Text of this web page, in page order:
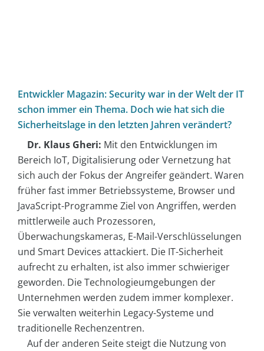
Entwickler Magazin: Security war in der Welt der IT
schon immer ein Thema. Doch wie hat sich die
Sicherheitslage in den letzten Jahren verändert?
Dr. Klaus Gheri: Mit den Entwicklungen im
Bereich IoT, Digitalisierung oder Vernetzung hat
sich auch der Fokus der Angreifer geändert. Waren
früher fast immer Betriebssysteme, Browser und
JavaScript-Programme Ziel von Angriffen, werden
mittlerweile auch Prozessoren,
Überwachungskameras, E-Mail-Verschlüsselungen
und Smart Devices attackiert. Die IT-Sicherheit
aufrecht zu erhalten, ist also immer schwieriger
geworden. Die Technologieumgebungen der
Unternehmen werden zudem immer komplexer.
Sie verwalten weiterhin Legacy-Systeme und
traditionelle Rechenzentren.
Auf der anderen Seite steigt die Nutzung von